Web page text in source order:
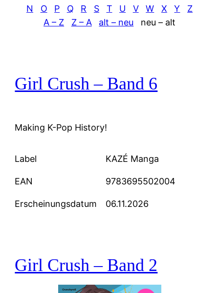
N
O P Q R S T U V W X Y
Z
A – Z
Z – A alt – neu neu – alt
Girl Crush – Band 6
Making K-Pop History!
Label KAZÉ Manga
EAN 9783695502004
Erscheinungsdatum 06.11.2026
Girl Crush – Band 2